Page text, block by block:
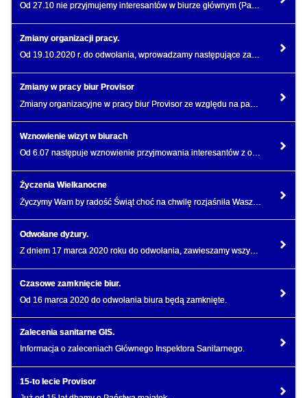
Od 27.10 nie przyjmujemy interesantów w biurze głównym (Pańska 98/66)
Zmiany organizacji pracy.
Od 19.10.2020 r. do odwołania, wprowadzamy następujące zasady pracy na dyżurach obiektowych i w biur
Zmiany w pracy biur Provisor
Wznowienie wizyt w biurach
Od 6.07 następuje wznowienie przyjmowania interesantów z odpowiednimi zasadami bezpieczeństwa.
Życzenia Wielkanocne
Odwołane dyżury.
Z dniem 17 marca 2020 roku do odwołania, zawieszamy wszystkie dyżury na nieruchomościach.
Czasowe zamknięcie biur.
Od 16 marca 2020 do odwołania biura będą zamknięte.
Zalecenia sanitarne GIS.
Informacja o zaleceniach Głównego Inspektora Sanitarnego.
15-to lecie Provisor